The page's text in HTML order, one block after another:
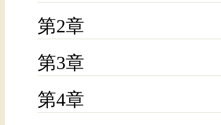
第2章
第3章
第4章